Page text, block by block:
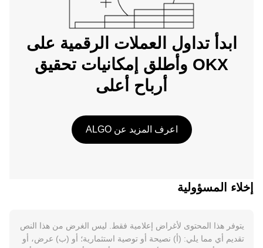
ابدأ تداول العملات الرقمية على
OKX وأطلق إمكانيات تحقيق
أرباح أعلى
اعرف المزيد عن ALGO
إخلاء المسؤولية
يتوفر هذا المحتوى لأغراض إعلامية فقط. ليس الغرض من هذا النص
تقديم أي مما يلي: (أ) نصيحة أو توصية استثمارية؛ أو (ب) عرض، أو